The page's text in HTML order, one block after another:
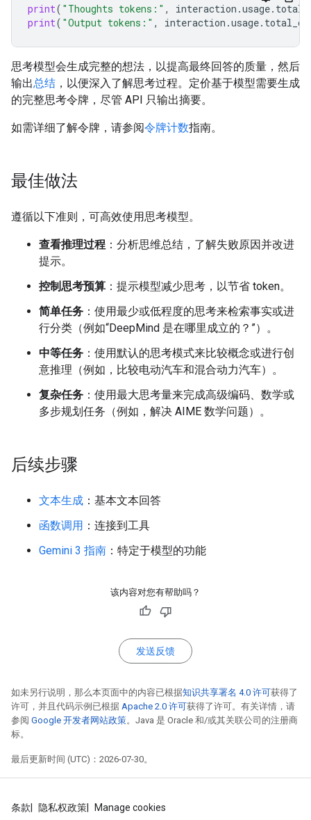
print( "Thoughts tokens:" , interaction .usage.
print( "Output tokens:" , interaction .usage.
思考模型会生成完整的想法，以提高最终回答的质量，然后
输出总结 ，以便深入了解思考过程。定价基于模型需要生成
的完整思考令牌，尽管 API 只输出摘要。
如需详细了解令牌，请参阅令牌计数指南。
最佳做法
遵循以下准则，可高效使用思考模型。
查看推理过程 ：分析思维总结，了解失败原因并改进
提示。
控制思考预算 ：提示模型减少思考，以节省 token。
简单任务 ：使用最少或低程度的思考来检索事实或进
行分类（例如“DeepMind 是在哪里成立的？”）。
中等任务 ：使用默认的思考模式来比较概念或进行创
意推理（例如，比较电动汽车和混合动力汽车）。
复杂任务 ：使用最大思考量来完成高级编码、数学或
多步规划任务（例如，解决 AIME 数学问题）。
后续步骤
文本生成 ：基本文本回答
函数调用 ：连接到工具
Gemini 3 指南 ：特定于模型的功能
该内容对您有帮助吗？
发送反馈
如未另行说明，那么本页面中的内容已根据知识共享署名 4.0 许可获得了
许可，并且代码示例已根据 Apache 2.0 许可获得了许可。有关详情，请
参阅 Google 开发者网站政策。Java 是 Oracle 和/或其关联公司的注册商
标。
最后更新时间 (UTC)：2026-07-30。
条款 隐私权政策 Manage cookies